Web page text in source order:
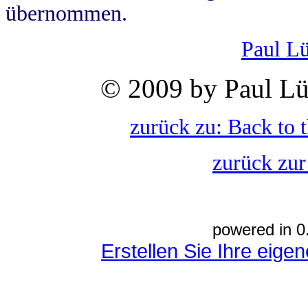
übernommen.
Paul
© 2009 by Paul
zurück zu: Back to
zurück
powered in
Erstellen Sie Ihre